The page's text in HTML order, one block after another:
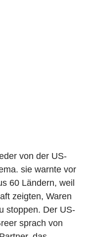
von der US-
sie warnte vor
60 Ländern, weil
zeigten, Waren
stoppen. Der US-
sprach von